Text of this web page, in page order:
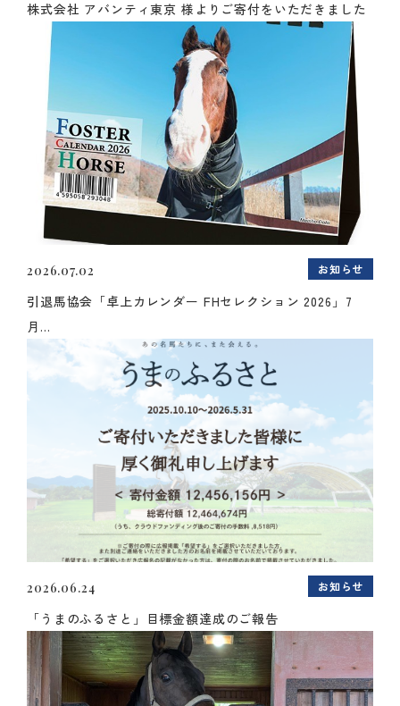
株式会社 アバンティ東京 様よりご寄付をいただきました
2026.07.02 お知らせ
引退馬協会「卓上カレンダー FHセレクション 2026」7
月...
2026.06.24 お知らせ
「うまのふるさと」目標金額達成のご報告